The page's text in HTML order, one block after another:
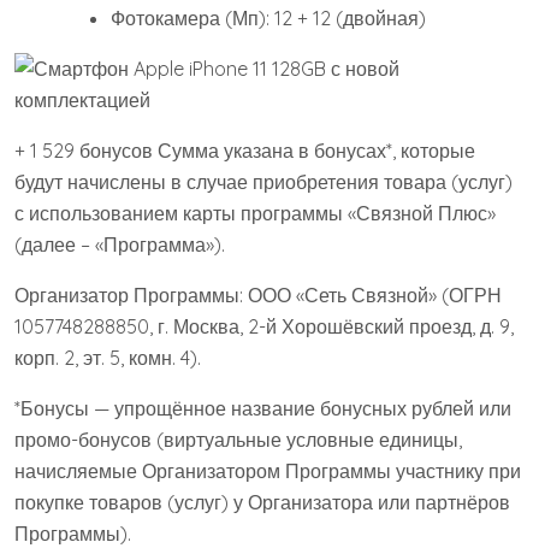
Фотокамера (Мп): 12 + 12 (двойная)
+ 1 529 бонусов Сумма указана в бонусах*, которые
будут начислены в случае приобретения товара (услуг)
с использованием карты программы «Связной Плюс»
(далее – «Программа»).
Организатор Программы: ООО «Сеть Связной» (ОГРН
1057748288850, г. Москва, 2-й Хорошёвский проезд, д. 9,
корп. 2, эт. 5, комн. 4).
*Бонусы — упрощённое название бонусных рублей или
промо-бонусов (виртуальные условные единицы,
начисляемые Организатором Программы участнику при
покупке товаров (услуг) у Организатора или партнёров
Программы).